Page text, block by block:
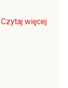
Czytaj więcej